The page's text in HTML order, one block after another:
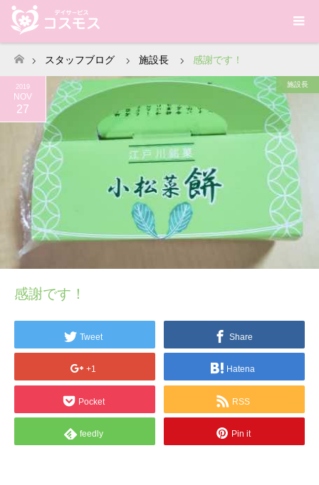
ホーム
スタッフブログ 施設長 感謝です！
2019
NOV
27
施設長
感謝です！
Tweet Share
+1 Hatena
Pocket RSS
feedly Pin it